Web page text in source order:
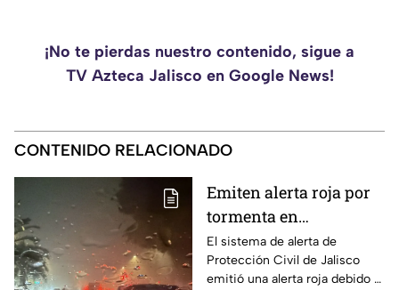
¡No te pierdas nuestro contenido, sigue a
TV Azteca Jalisco en Google News!
CONTENIDO RELACIONADO
Emiten alerta roja por
tormenta en
Guadalajara; advierten
de caída de árboles e
El sistema de alerta de
Protección Civil de Jalisco
emitió una alerta roja debido a